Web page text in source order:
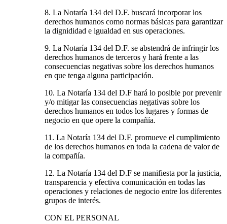
8. La Notaría 134 del D.F. buscará incorporar los
derechos humanos como normas básicas para garantizar
la dignididad e igualdad en sus operaciones.
9. La Notaría 134 del D.F. se abstendrá de infringir los
derechos humanos de terceros y hará frente a las
consecuencias negativas sobre los derechos humanos
en que tenga alguna participación.
10. La Notaría 134 del D.F hará lo posible por prevenir
y/o mitigar las consecuencias negativas sobre los
derechos humanos en todos los lugares y formas de
negocio en que opere la compañía.
11. La Notaría 134 del D.F. promueve el cumplimiento
de los derechos humanos en toda la cadena de valor de
la compañía.
12. La Notaría 134 del D.F se manifiesta por la justicia,
transparencia y efectiva comunicación en todas las
operaciones y relaciones de negocio entre los diferentes
grupos de interés.
CON EL PERSONAL